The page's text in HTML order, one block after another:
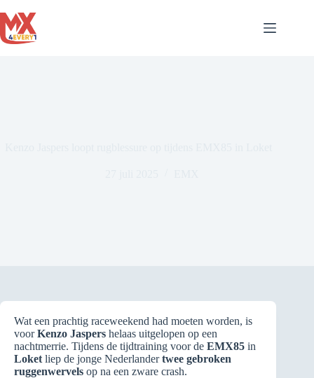
naar
de
inhoud
Wat een prachtig raceweekend had moeten worden, is
voorKenzo Jaspers helaas uitgelopen op een
nachtmerrie. Tijdens de tijdtraining voor de EMX85 in
Loket liep de jonge Nederlandertwee gebroken
ruggenwervels op na een zware crash.